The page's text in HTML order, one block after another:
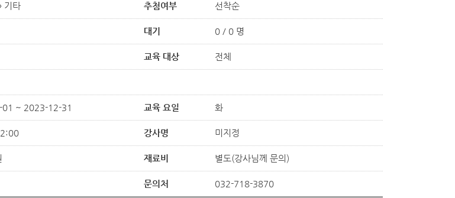
기타 추첨여부 선착순
대기 0 / 0 명
교육 대상 전체
~ 2023-12-31 교육 요일 화
강사명 미지정
재료비 별도(강사님께 문의)
문의처 032-718-3870